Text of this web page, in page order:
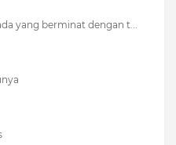
yang berminat dengan t...